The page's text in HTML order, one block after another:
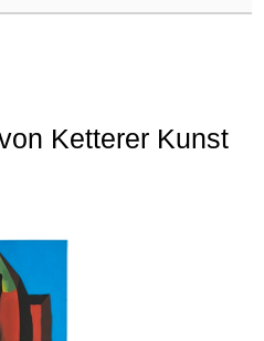
Ketterer Kunst